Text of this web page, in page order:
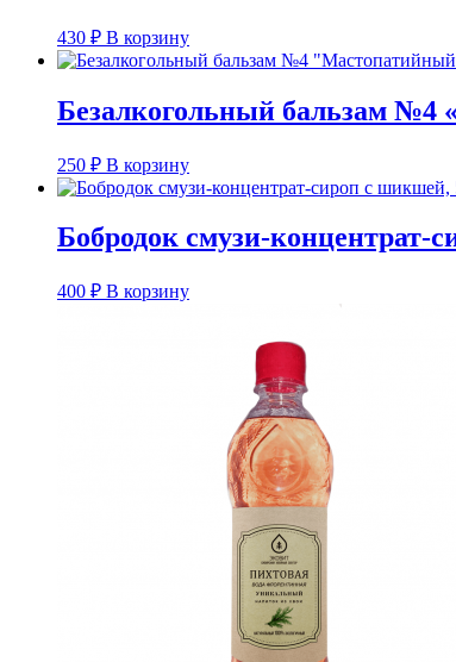
430 ₽ В корзину
Безалкогольный бальзам №4
250 ₽ В корзину
Бобродок смузи-концентрат-
400 ₽ В корзину